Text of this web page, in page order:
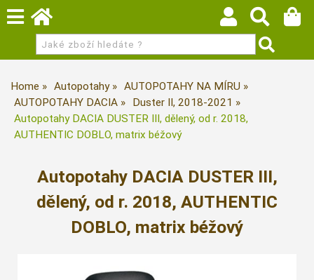
Home Autopotahy
AUTOPOTAHY NA MÍRU
AUTOPOTAHY DACIA
Duster II, 2018-2021
Autopotahy DACIA DUSTER III, dělený, od r. 2018,
AUTHENTIC DOBLO, matrix béžový
Autopotahy DACIA DUSTER III,
dělený, od r. 2018, AUTHENTIC
DOBLO, matrix béžový